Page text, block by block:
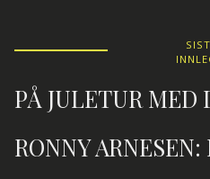
PÅ JULETUR MED